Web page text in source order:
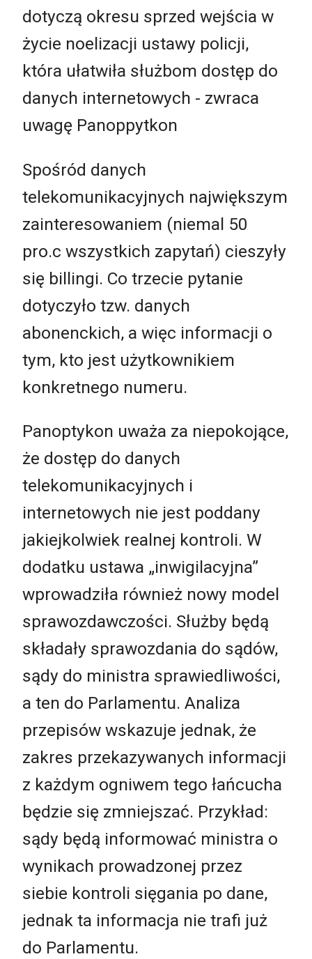
dotyczą okresu sprzed wejścia w
życie noelizacji ustawy policji,
która ułatwiła służbom dostęp do
danych internetowych - zwraca
uwagę Panoppytkon
Spośród danych
telekomunikacyjnych największym
zainteresowaniem (niemal 50
pro.c wszystkich zapytań) cieszyły
się billingi. Co trzecie pytanie
dotyczyło tzw. danych
abonenckich, a więc informacji o
tym, kto jest użytkownikiem
konkretnego numeru.
Panoptykon uważa za niepokojące,
że dostęp do danych
telekomunikacyjnych i
internetowych nie jest poddany
jakiejkolwiek realnej kontroli. W
dodatku ustawa „inwigilacyjna”
wprowadziła również nowy model
sprawozdawczości. Służby będą
składały sprawozdania do sądów,
sądy do ministra sprawiedliwości,
a ten do Parlamentu. Analiza
przepisów wskazuje jednak, że
zakres przekazywanych informacji
z każdym ogniwem tego łańcucha
będzie się zmniejszać. Przykład:
sądy będą informować ministra o
wynikach prowadzonej przez
siebie kontroli sięgania po dane,
jednak ta informacja nie trafi już
do Parlamentu.